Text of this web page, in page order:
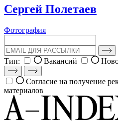
Сергей Полетаев
Фотография
Тип: Вакансий
Согласие на получение
материалов